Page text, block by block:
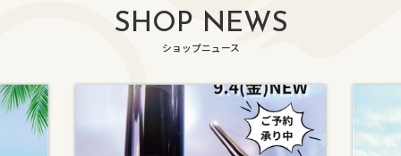
SHOP NEWS
ショップニュース